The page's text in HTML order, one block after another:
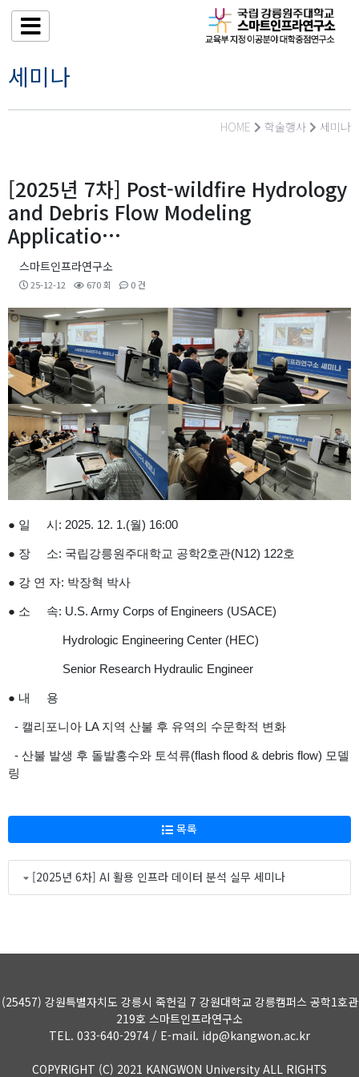
세미나
HOME 학술행사 세미나
[2025년 7차] Post-wildfire Hydrology
and Debris Flow Modeling
Applicatio…
스마트인프라연구소
25-12-12 670 회 0 건
● 일 시: 2025. 12. 1.(월) 16:00
● 장 소: 국립강릉원주대학교 공학2호관(N12) 122호
● 강 연 자: 박장혁 박사
● 소 속: U.S. Army Corps of Engineers (USACE)
Hydrologic Engineering Center (HEC)
Senior Research Hydraulic Engineer
● 내 용
- 캘리포니아 LA 지역 산불 후 유역의 수문학적 변화
- 산불 발생 후 돌발홍수와 토석류(flash flood & debris flow) 모델
링
목록
[2025년 6차] AI 활용 인프라 데이터 분석 실무 세미나
(25457) 강원특별자치도 강릉시 죽헌길 7 강원대학교 강릉캠퍼스 공학1호관
219호 스마트인프라연구소
TEL. 033-640-2974 / E-mail. idp@kangwon.ac.kr
COPYRIGHT (C) 2021 KANGWON University ALL RIGHTS